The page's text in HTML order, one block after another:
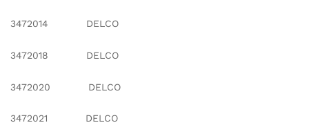
3472014 DELCO
3472018 DELCO
3472020 DELCO
3472021 DELCO